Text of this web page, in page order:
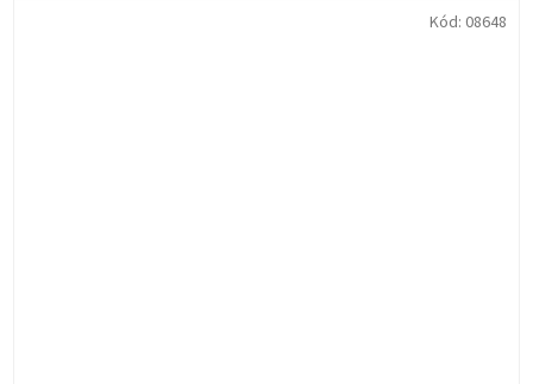
Kód: 08648